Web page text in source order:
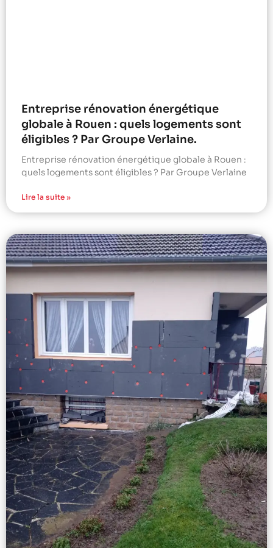
Entreprise rénovation énergétique
globale à Rouen : quels logements sont
éligibles ? Par Groupe Verlaine.
Entreprise rénovation énergétique globale à Rouen :
quels logements sont éligibles ? Par Groupe Verlaine
Lire la suite »